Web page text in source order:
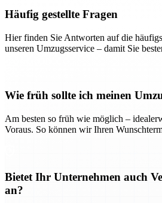
Häufig gestellte Fragen
Hier finden Sie Antworten auf die
unseren Umzugsservice – damit Sie
Wie früh sollte ich meinen
Am besten so früh wie möglich –
Voraus. So können wir Ihren
Bietet Ihr Unternehmen auch
an?